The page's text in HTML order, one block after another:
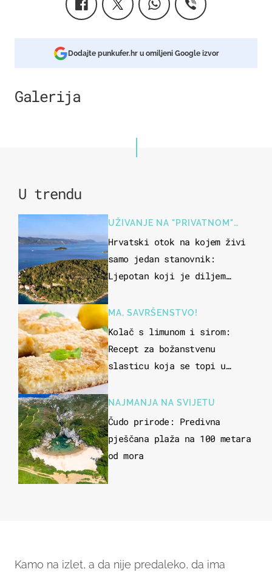
Dodajte punkufer.hr u omiljeni Google izvor
Galerija
U trendu
UŽIVANJE NA "PRIVATNOM"
OTOKU
Hrvatski otok na kojem živi
samo jedan stanovnik:
Ljepotan koji je diljem
"bijelom zlatu"
MA, SAVRŠENSTVO!
Kolač s limunom i sirom:
Recept za božanstvenu
slasticu koja se topi u
NAJMANJA NA SVIJETU
Čudo prirode: Predivna
pješčana plaža na 100 metara
od mora
Kamo na izlet, a da nije predaleko, da ima